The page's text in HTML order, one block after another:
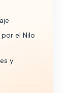
el Nilo
y